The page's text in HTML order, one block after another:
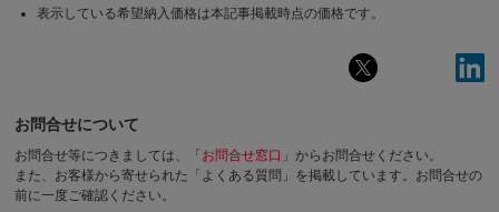
表示している希望納入価格は本記事掲載時点の価格です。
お問合せについて
お問合せ等につきましては、「 お問合せ窓口 」からお問合せください。
また、お客様から寄せられた「よくある質問」を掲載しています。お問合せの
前に一度ご確認ください。